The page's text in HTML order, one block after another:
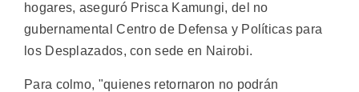
hogares, aseguró Prisca Kamungi, del no
gubernamental Centro de Defensa y Políticas para
los Desplazados, con sede en Nairobi.
Para colmo, "quienes retornaron no podrán